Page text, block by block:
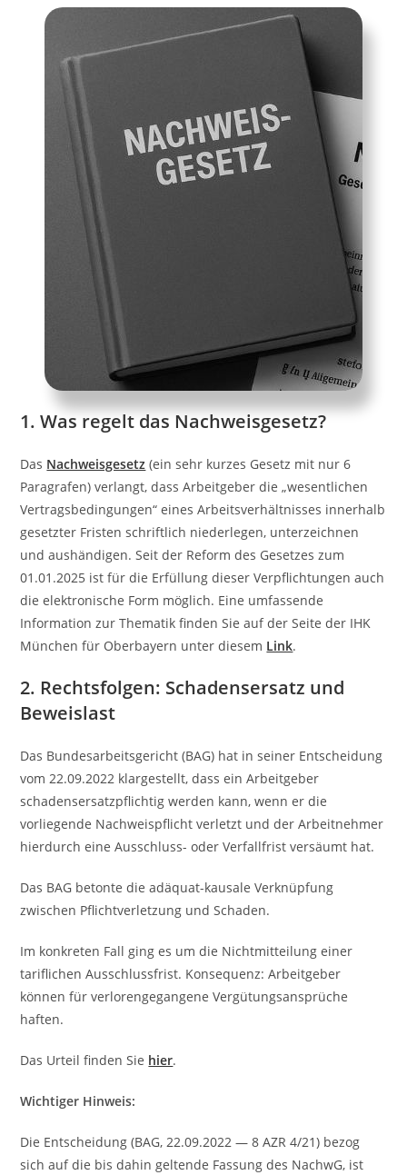
1. Was regelt das Nachweisgesetz?
Das Nachweisgesetz (ein sehr kurzes Gesetz mit nur 6
Paragrafen) verlangt, dass Arbeitgeber die „wesentlichen
Vertragsbedingungen“ eines Arbeitsverhältnisses innerhalb
gesetzter Fristen schriftlich niederlegen, unterzeichnen
und aushändigen. Seit der Reform des Gesetzes zum
01.01.2025 ist für die Erfüllung dieser Verpflichtungen auch
die elektronische Form möglich. Eine umfassende
Information zur Thematik finden Sie auf der Seite der IHK
München für Oberbayern unter diesem Link.
2. Rechtsfolgen: Schadensersatz und
Beweislast
Das Bundesarbeitsgericht (BAG) hat in seiner Entscheidung
vom 22.09.2022 klargestellt, dass ein Arbeitgeber
schadensersatzpflichtig werden kann, wenn er die
vorliegende Nachweispflicht verletzt und der Arbeitnehmer
hierdurch eine Ausschluss- oder Verfallfrist versäumt hat.
Das BAG betonte die adäquat-kausale Verknüpfung
zwischen Pflichtverletzung und Schaden.
Im konkreten Fall ging es um die Nichtmitteilung einer
tariflichen Ausschlussfrist. Konsequenz: Arbeitgeber
können für verlorengegangene Vergütungsansprüche
haften.
Das Urteil finden Sie hier.
Wichtiger Hinweis:
Die Entscheidung (BAG, 22.09.2022 — 8 AZR 4/21) bezog
sich auf die bis dahin geltende Fassung des NachwG, ist